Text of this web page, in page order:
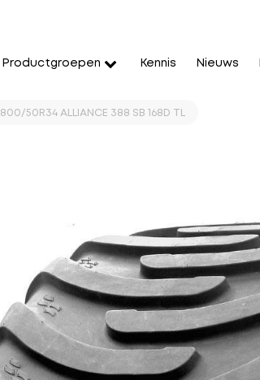
Productgroepen Kennis Nieuws
800/50R34 ALLIANCE 388 SB 168D TL